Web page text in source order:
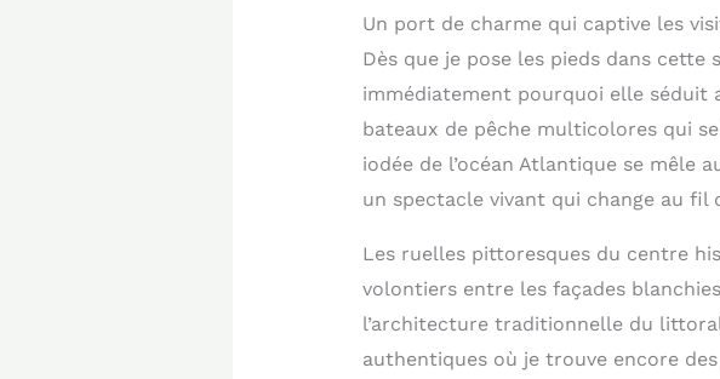
Un port de charme qui captive les
Dès que je pose les pieds dans
immédiatement pourquoi elle séduit
bateaux de pêche multicolores qui
iodée de l’océan Atlantique se mêle
un spectacle vivant qui change au fil
Les ruelles pittoresques du centre
volontiers entre les façades
l’architecture traditionnelle du
authentiques où je trouve encore